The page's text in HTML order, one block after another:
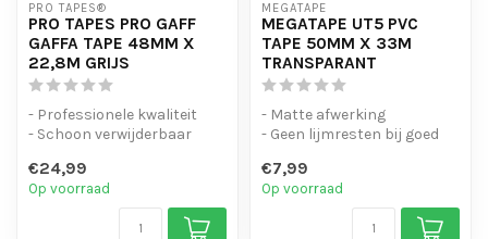
PRO TAPES®
PRO TAPES PRO GAFF
GAFFA TAPE 48MM X
22,8M GRIJS
- Professionele kwaliteit
- Schoon verwijderbaar
beschrijf...
€24,99
Op voorraad
MEGATAPE
MEGATAPE UT5 PVC
TAPE 50MM X 33M
TRANSPARANT
- Matte afwerking
- Geen lijmresten bij goed
- Scheur mooi recht af me...
€7,99
Op voorraad